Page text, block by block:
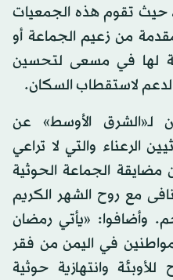
حيث تقوم هذه الجمعيات
من زعيم الجماعة أو
لها في مسعى لتحسين
لاستقطاب السكان.
لـ«الشرق الأوسط» عن
الرعناء والتي لا تراعي
مضايقة الجماعة الحوثية
مع روح الشهر الكريم
وأضافوا: «يأتي رمضان
في اليمن من فقر
وانتهازية حوثية